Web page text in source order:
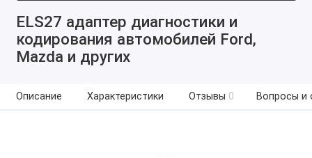
ELS27 адаптер диагностики и
кодирования автомобилей Ford,
Mazda и других
Описание Характеристики Отзывы 0 Вопросы и